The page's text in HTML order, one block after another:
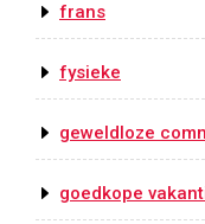
frans
fysieke
geweldloze
goedkope